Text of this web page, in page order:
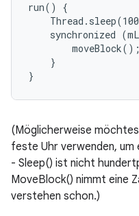
run() {
synchronized
        moveBlock();
    }
(Möglicherweise
feste Uhr verwenden, um
- Sleep() ist nicht
MoveBlock() nimmt eine
verstehen schon.)